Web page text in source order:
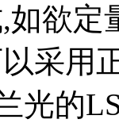
如欲定
采用
光的